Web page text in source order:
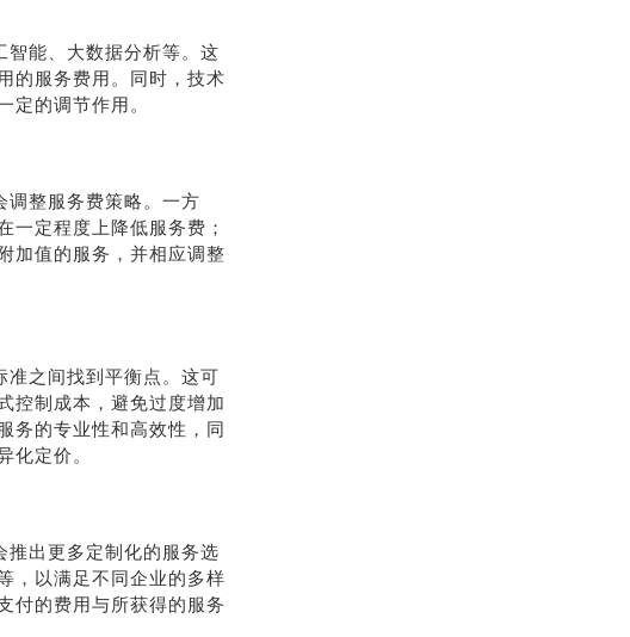
能、大数据分析等。这
的服务费用。同时，技术
的调节作用。
调整服务费策略。一方
一定程度上降低服务费；
加值的服务，并相应调整
准之间找到平衡点。这可
控制成本，避免过度增加
务的专业性和高效性，同
化定价。
出更多定制化的服务选
，以满足不同企业的多样
付的费用与所获得的服务